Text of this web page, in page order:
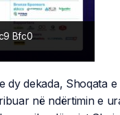
Bfc0
dy dekada, Shoqata
në ndërtimin e